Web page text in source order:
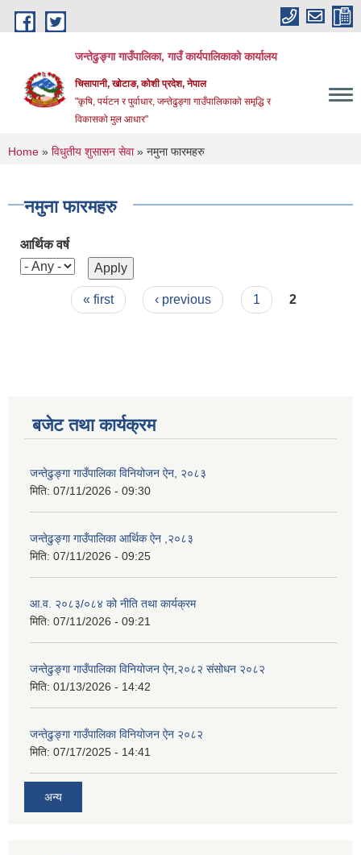
Skip to main content
जन्तेढुङ्गा गाउँपालिका, गाउँ कार्यपालिकाको कार्यालय
चिसापानी, खोटाङ, कोशी प्रदेश, नेपाल
"कृषि, पर्यटन र पुर्वाधार, जन्तेढुङ्गा गाउँपालिकाको समृद्धि र
विकासको मुल आधार"
You are here
Home » विधुतीय शुसासन सेवा» नमुना फारमहरु
नमुना फारमहरु
आर्थिक वर्ष
Pages« first ‹ previous 1 2
बजेट तथा कार्यक्रम
जन्तेढुङ्गा गाउँपालिका विनियोजन ऐन, २०८३
मिति: 07/11/2026 - 09:30
जन्तेढुङ्गा गाउँपालिका आर्थिक ऐन ,२०८३
मिति: 07/11/2026 - 09:25
आ.व. २०८३/०८४ को नीति तथा कार्यक्रम
मिति: 07/11/2026 - 09:21
जन्तेढुङ्गा गाउँपालिका विनियोजन ऐन,२०८२ संसोधन २०८२
मिति: 01/13/2026 - 14:42
जन्तेढुङ्गा गाउँपालिका विनियोजन ऐन २०८२
मिति: 07/17/2025 - 14:41
अन्य